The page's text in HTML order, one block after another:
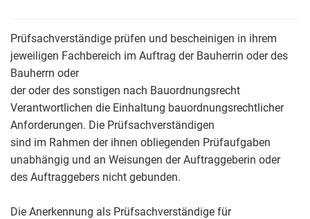
Prüfsachverständige prüfen und bescheinigen in ihrem
jeweiligen Fachbereich im Auftrag der Bauherrin oder des
Bauherrn oder
der oder des sonstigen nach Bauordnungsrecht
Verantwortlichen die Einhaltung bauordnungsrechtlicher
Anforderungen. Die Prüfsachverständigen
sind im Rahmen der ihnen obliegenden Prüfaufgaben
unabhängig und an Weisungen der Auftraggeberin oder
des Auftraggebers nicht gebunden.
Die Anerkennung als Prüfsachverständige für